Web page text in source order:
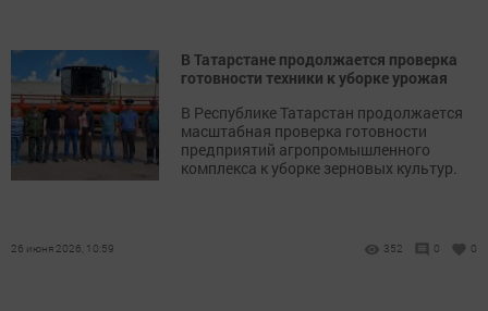
В Татарстане продолжается проверка
готовности техники к уборке урожая
В Республике Татарстан продолжаетcя
масштабная проверка готовности
предприятий агропромышленного
комплекса к уборке зерновых культур.
26 июня 2026, 10:59 352 0 0